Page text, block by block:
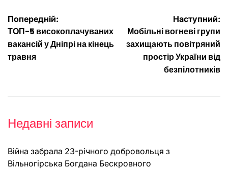
Навігація
записів
Попередній:
ТОП-5 високоплачуваних
вакансій у Дніпрі на кінець
травня
Наступний:
Мобільні вогневі групи
захищають повітряний
простір України від
безпілотників
Недавні записи
Війна забрала 23-річного добровольця з
Вільногірська Богдана Бескровного